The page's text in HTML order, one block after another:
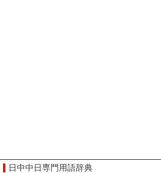
日中中日専門用語辞典